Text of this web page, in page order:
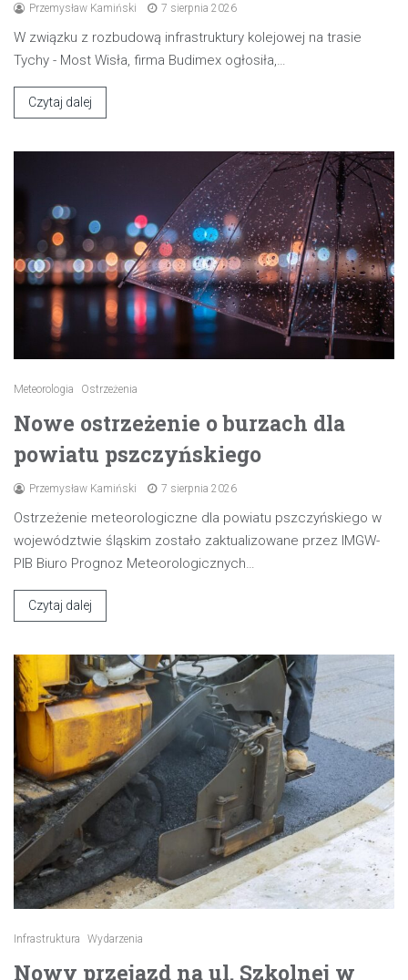
Przemysław Kamiński 7 sierpnia 2026
W związku z rozbudową infrastruktury kolejowej na trasie
Tychy - Most Wisła, firma Budimex ogłosiła,…
Czytaj dalej
Meteorologia Ostrzeżenia
Nowe ostrzeżenie o burzach dla
powiatu pszczyńskiego
Przemysław Kamiński 7 sierpnia 2026
Ostrzeżenie meteorologiczne dla powiatu pszczyńskiego w
województwie śląskim zostało zaktualizowane przez IMGW-
PIB Biuro Prognoz Meteorologicznych…
Czytaj dalej
Infrastruktura Wydarzenia
Nowy przejazd na ul. Szkolnej w